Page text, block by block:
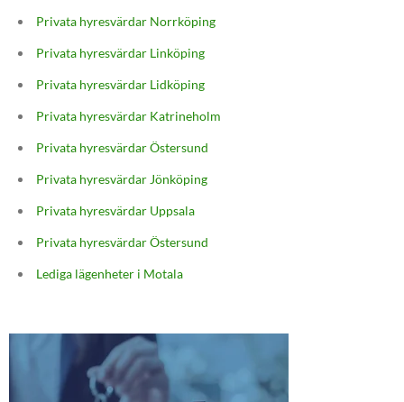
Privata hyresvärdar Norrköping
Privata hyresvärdar Linköping
Privata hyresvärdar Lidköping
Privata hyresvärdar Katrineholm
Privata hyresvärdar Östersund
Privata hyresvärdar Jönköping
Privata hyresvärdar Uppsala
Privata hyresvärdar Östersund
Lediga lägenheter i Motala